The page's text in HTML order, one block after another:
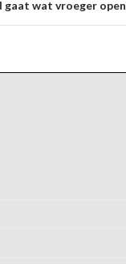
gaat wat vroeger open